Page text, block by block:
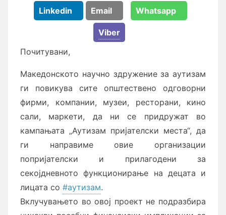
Linkedin Email Whatsapp
Viber
Почитувани,
Македонското научно здружение за аутизам
ги повикува сите општествено одговорни
фирми, компании, музеи, ресторани, кино
сали, маркети, да ни се придружат во
кампањата „Аутизам пријателски места“, да
ги направиме овие организации
попријателски и прилагодени за
секојдневното функционирање на децата и
лицата со #аутизам.
Вклучувањето во овој проект не подразбира